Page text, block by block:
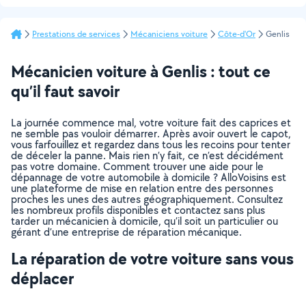
Prestations de services Mécaniciens voiture Côte-d'Or Genlis
Mécanicien voiture à Genlis : tout ce
qu’il faut savoir
La journée commence mal, votre voiture fait des caprices et
ne semble pas vouloir démarrer. Après avoir ouvert le capot,
vous farfouillez et regardez dans tous les recoins pour tenter
de déceler la panne. Mais rien n’y fait, ce n’est décidément
pas votre domaine. Comment trouver une aide pour le
dépannage de votre automobile à domicile ? AlloVoisins est
une plateforme de mise en relation entre des personnes
proches les unes des autres géographiquement. Consultez
les nombreux profils disponibles et contactez sans plus
tarder un mécanicien à domicile, qu’il soit un particulier ou
gérant d’une entreprise de réparation mécanique.
La réparation de votre voiture sans vous
déplacer